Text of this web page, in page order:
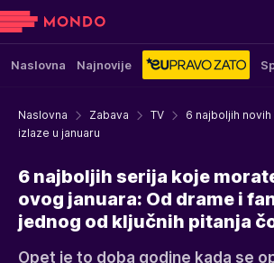
Naslovna Najnovije
Naslovna Zabava TV
6 najboljih
izlaze u januaru
6 najboljih serija koje
ovog januara: Od drame i
jednog od ključnih pitanja
Opet je to doba godine kada se